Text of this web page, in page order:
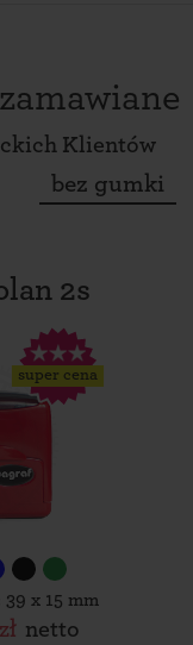
Klientów
bez gumki
2s
super cena
x 15 mm
netto